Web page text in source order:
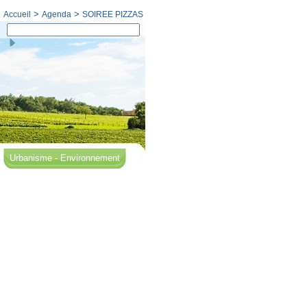
Accueil > Agenda > SOIREE PIZZAS
Urbanisme - Environnement